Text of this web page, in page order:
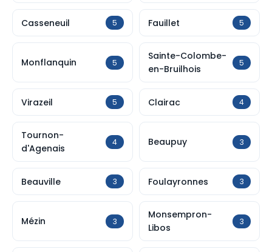
Casseneuil 5 Fauillet 5
Monflanquin 5
Sainte-Colombe-
en-Bruilhois
5
Virazeil 5 Clairac 4
Tournon-
d'Agenais
4 Beaupuy 3
Beauville 3 Foulayronnes 3
Mézin 3
Monsempron-
Libos
3